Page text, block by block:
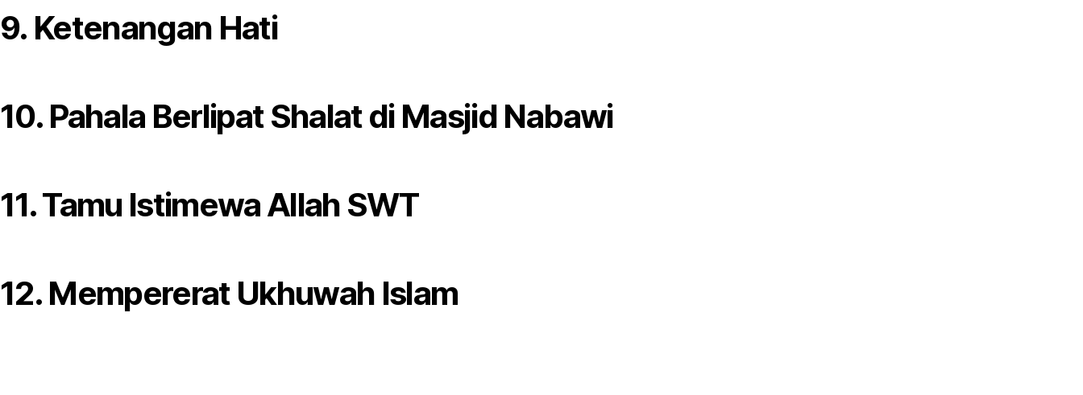
9. Ketenangan Hati
10. Pahala Berlipat Shalat di Masjid Nabawi
11. Tamu Istimewa Allah SWT
12. Mempererat Ukhuwah Islam